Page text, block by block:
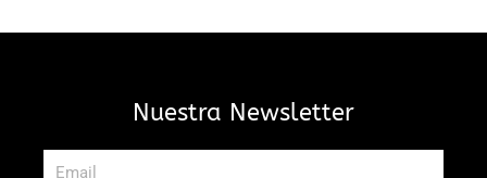
Nuestra Newsletter